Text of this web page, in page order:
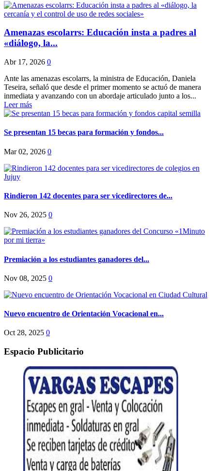
Amenazas escolarrs: Educación insta a padres al
«diálogo, la...
Abr 17, 2026 0
Ante las amenazas escolarrs, la ministra de Educación, Daniela
Teseira, señaló que desde el primer momento se actuó de manera
inmediata y avanzando con un abordaje articulado junto a los...
Leer más
Se presentan 15 becas para formación y fondos...
Mar 02, 2026 0
Rindieron 142 docentes para ser vicedirectores de...
Nov 26, 2025 0
Premiación a los estudiantes ganadores del...
Nov 08, 2025 0
Nuevo encuentro de Orientación Vocacional en...
Oct 28, 2025 0
Espacio Publicitario